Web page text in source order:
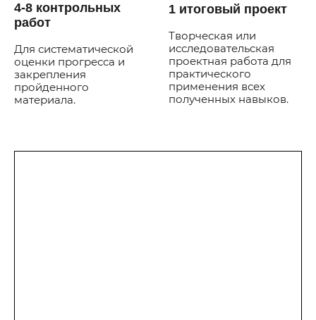
4-8 контрольных
работ
Для систематической
оценки прогресса и
закрепления
пройденного
материала.
1 итоговый проект
Творческая или
исследовательская
проектная работа для
практического
применения всех
полученных навыков.